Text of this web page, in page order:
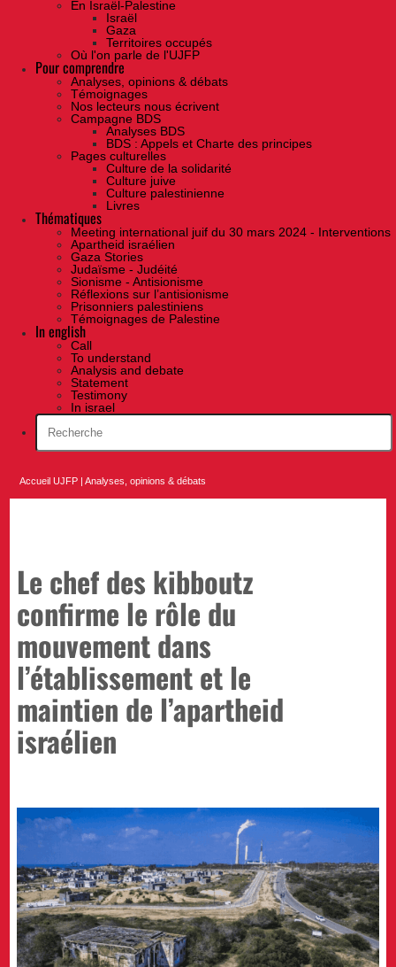
En Israël-Palestine
Israël
Gaza
Territoires occupés
Où l'on parle de l'UJFP
Pour comprendre
Analyses, opinions & débats
Témoignages
Nos lecteurs nous écrivent
Campagne BDS
Analyses BDS
BDS : Appels et Charte des principes
Pages culturelles
Culture de la solidarité
Culture juive
Culture palestinienne
Livres
Thématiques
Meeting international juif du 30 mars 2024 - Interventions
Apartheid israélien
Gaza Stories
Judaïsme - Judéité
Sionisme - Antisionisme
Réflexions sur l’antisionisme
Prisonniers palestiniens
Témoignages de Palestine
In english
Call
To understand
Analysis and debate
Statement
Testimony
In israel
Accueil UJFP |Analyses, opinions & débats
Le chef des kibboutz
confirme le rôle du
mouvement dans
l’établissement et le
maintien de l’apartheid
israélien